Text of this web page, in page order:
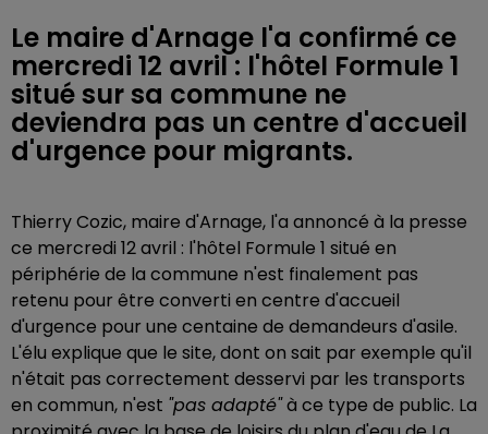
Le maire d'Arnage l'a confirmé ce
mercredi 12 avril : l'hôtel Formule 1
situé sur sa commune ne
deviendra pas un centre d'accueil
d'urgence pour migrants.
Thierry Cozic, maire d'Arnage, l'a annoncé à la presse
ce mercredi 12 avril : l'hôtel Formule 1 situé en
périphérie de la commune n'est finalement pas
retenu pour être converti en centre d'accueil
d'urgence pour une centaine de demandeurs d'asile.
L'élu explique que le site, dont on sait par exemple qu'il
n'était pas correctement desservi par les transports
en commun, n'est "pas adapté"à ce type de public. La